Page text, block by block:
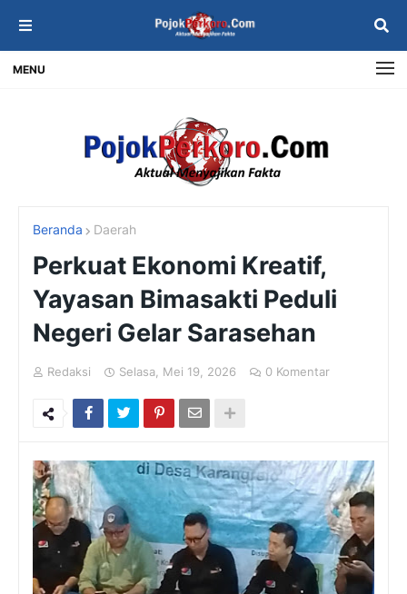
MENU
Beranda Daerah
Perkuat Ekonomi Kreatif,
Yayasan Bimasakti Peduli
Negeri Gelar Sarasehan
Redaksi Selasa, Mei 19, 2026 0 Komentar